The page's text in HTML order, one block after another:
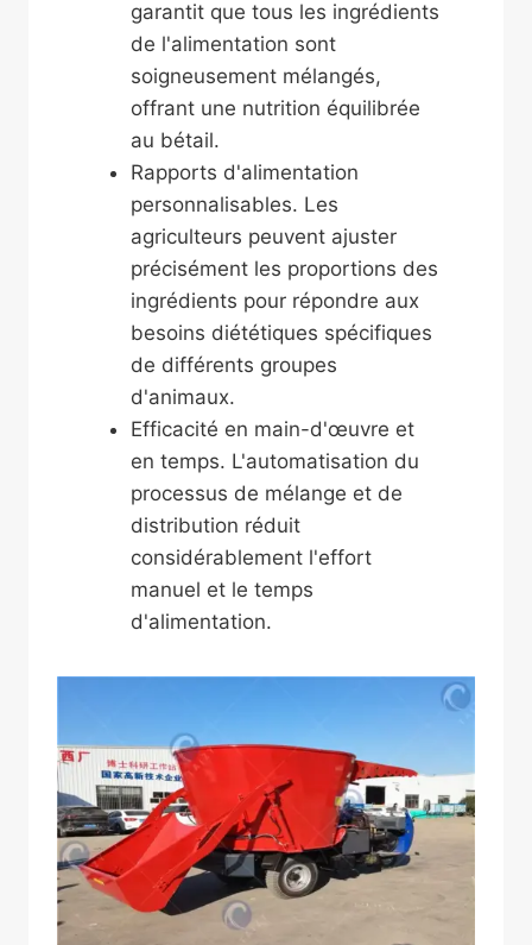
garantit que tous les ingrédients
de l'alimentation sont
soigneusement mélangés,
offrant une nutrition équilibrée
au bétail.
Rapports d'alimentation
personnalisables. Les
agriculteurs peuvent ajuster
précisément les proportions des
ingrédients pour répondre aux
besoins diététiques spécifiques
de différents groupes
d'animaux.
Efficacité en main-d'œuvre et
en temps. L'automatisation du
processus de mélange et de
distribution réduit
considérablement l'effort
manuel et le temps
d'alimentation.